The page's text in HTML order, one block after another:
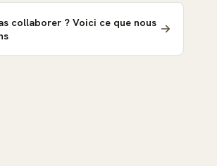
collaborer ? Voici ce que nous